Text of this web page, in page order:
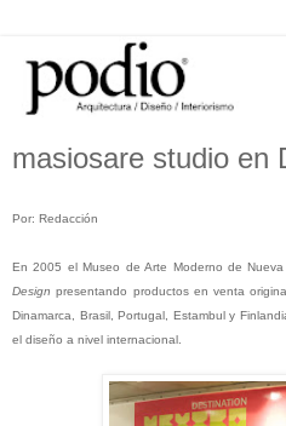
masiosare studio en
Por: Redacción
En 2005 el Museo de Arte Moderno de
Design presentando productos en venta
Dinamarca, Brasil, Portugal, Estambul y
el diseño a nivel internacional.